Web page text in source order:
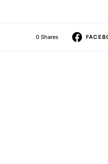
0 Shares